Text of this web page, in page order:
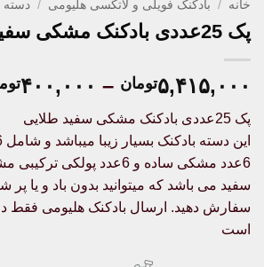
خانه / بادکنک فویلی و لاتکسی هلیومی / دسته
پک 25عددی بادکنک مشکی سفید طلایی
۵,۴۱۵,۰۰۰تومان – ۴۰۰,۰۰۰
پک 25عددی بادکنک مشکی سفید طلایی
سفید می باشد که میتوانید بدون باد و یا پر
سفارش دهید. ارسال بادکنک هلیومی فقط در
است